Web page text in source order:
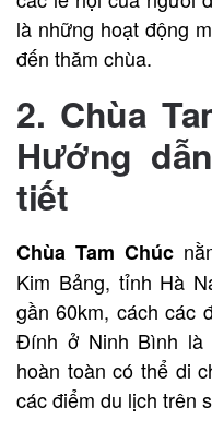
là những hoạt động
đến thăm chùa.
2. Chùa
Hướng
tiết
Chùa Tam Chúc
Kim Bảng, tỉnh Hà
gần 60km, cách các
Đính ở Ninh Bình là
hoàn toàn có thể di
các điểm du lịch trên